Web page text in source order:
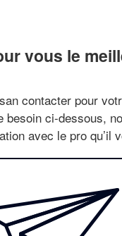
vous le
contacter pour
besoin ci-dessous,
avec le pro qu’il